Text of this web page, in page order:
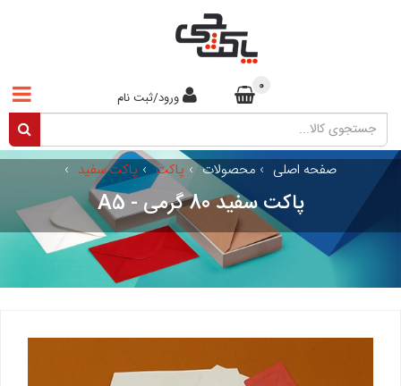
ورود/ثبت نام
0
صفحه اصلی › محصولات › پاکت › پاکت سفید ›
پاکت سفید 80 گرمی - A5